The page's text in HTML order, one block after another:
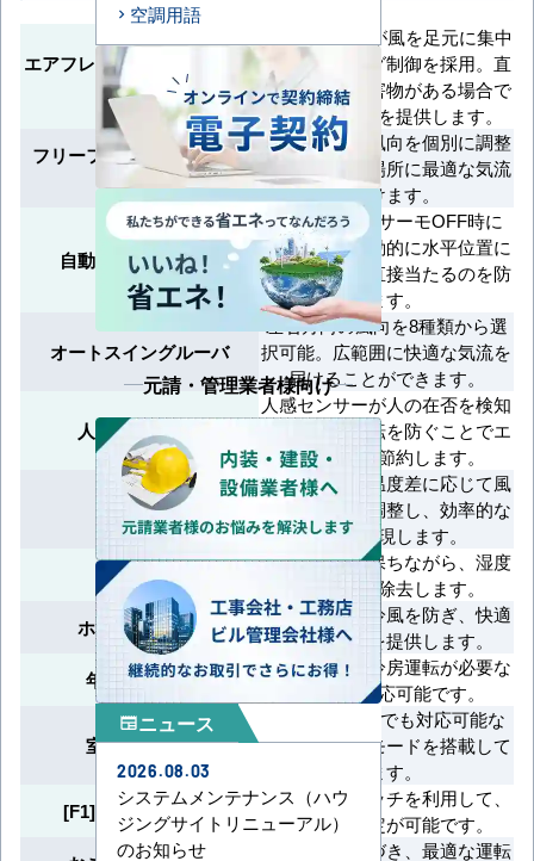
エアフレックス（風よけ）機
能
AirFlexパネルが風を足元に集中
させるスイング制御を採用。直
下エリアや障害物がある場合で
も快適な空調を提供します。
フリーフロー（風向個別制
御）
吹出口ごとに風向を個別に調整
でき、必要な場所に最適な気流
を届けます。
自動水平セット機構
暖房終了時やサーモOFF時に
ルーバーを自動的に水平位置に
戻し、冷風が直接当たるのを防
ぎます。
オートスイングルーバ
左右方向の風向を8種類から選
択可能。広範囲に快適な気流を
届けることができます。
人感センサ制御
人感センサーが人の在否を検知
し、無駄な運転を防ぐことでエ
ネルギーを節約します。
風量自動
部屋の状況や温度差に応じて風
量を自動的に調整し、効率的な
空調を実現します。
ドライ
室温を適切に保ちながら、湿度
を効果的に除去します。
ホットスタート
暖房開始時に冷風を防ぎ、快適
な暖房運転を提供します。
年間冷房運転
季節を問わず冷房運転が必要な
環境にも対応可能です。
室外静音運転
外気温が-15℃でも対応可能な
静音冷房運転モードを搭載して
います。
[F1]、[F2]スイッチ
制御盤のスイッチを利用して、
直接機能設定が可能です。
設定温度に基づき、最適な運転
空調用語
元請・管理業者様向け
newspaperニュース
2026.08.03
システムメンテナンス（ハウ
ジングサイトリニューアル）
のお知らせ